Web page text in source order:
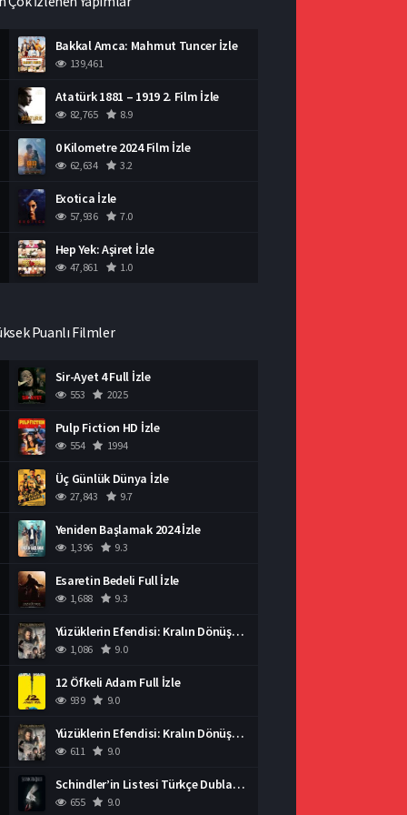
Bakkal Amca: Mahmut Tuncer İzle
139,461
Atatürk 1881 – 1919 2. Film İzle
82,765 8.9
0 Kilometre 2024 Film İzle
62,634 3.2
Exotica İzle
57,936 7.0
Hep Yek: Aşiret İzle
47,861 1.0
Puanlı Filmler
Sir-Ayet 4 Full İzle
553 2025
Pulp Fiction HD İzle
554 1994
Üç Günlük Dünya İzle
27,843 9.7
Yeniden Başlamak 2024 İzle
1,396 9.3
Esaretin Bedeli Full İzle
1,688 9.3
Yüzüklerin Efendisi: Kralın Dönüşü İzle
1,086 9.0
12 Öfkeli Adam Full İzle
939 9.0
Yüzüklerin Efendisi: Kralın Dönüşü İzle
611 9.0
Schindler’in Listesi Türkçe Dublaj İzle
655 9.0